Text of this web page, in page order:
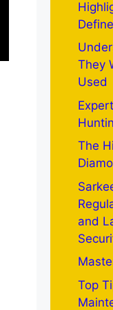
They
Used
The
and
Top